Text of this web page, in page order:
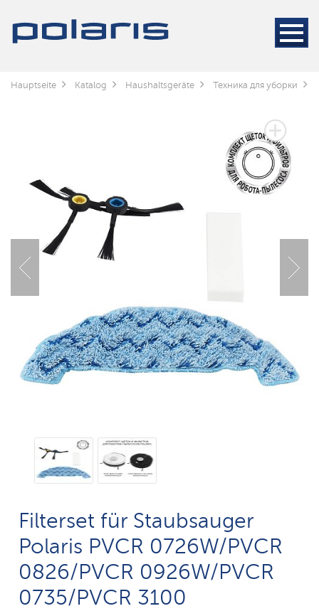
Hauptseite Katalog Haushaltsgeräte Техника для уборки
Filterset für Staubsauger
Polaris PVCR 0726W/PVCR
0826/PVCR 0926W/PVCR
0735/PVCR 3100